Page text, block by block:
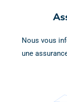
Nous vous
une